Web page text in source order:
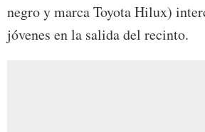
negro y marca Toyota Hilux)
jóvenes en la salida del recinto.